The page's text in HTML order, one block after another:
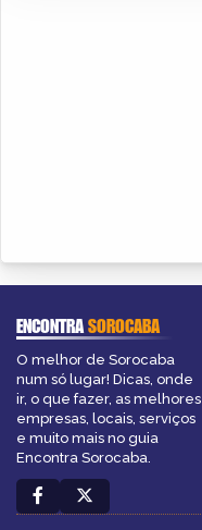
ENCONTRASOROCABA
O melhor de Sorocaba
num só lugar! Dicas, onde
ir, o que fazer, as melhores
empresas, locais, serviços
e muito mais no guia
Encontra Sorocaba.